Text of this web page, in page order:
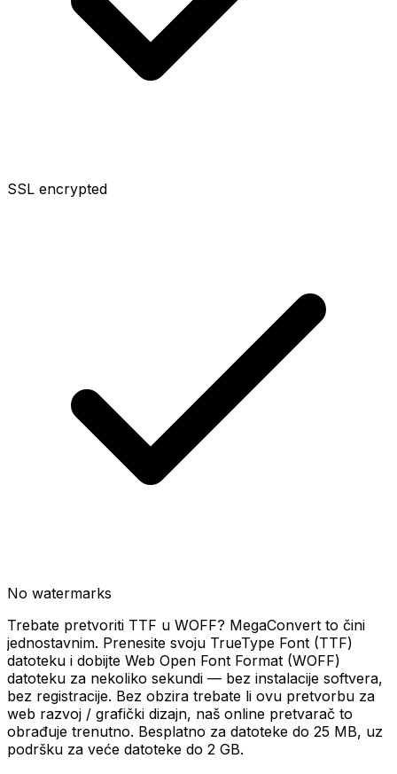
SSL encrypted
No watermarks
Trebate pretvoriti TTF u WOFF? MegaConvert to čini
jednostavnim. Prenesite svoju TrueType Font (TTF)
datoteku i dobijte Web Open Font Format (WOFF)
datoteku za nekoliko sekundi — bez instalacije softvera,
bez registracije. Bez obzira trebate li ovu pretvorbu za
web razvoj / grafički dizajn, naš online pretvarač to
obrađuje trenutno. Besplatno za datoteke do 25 MB, uz
podršku za veće datoteke do 2 GB.